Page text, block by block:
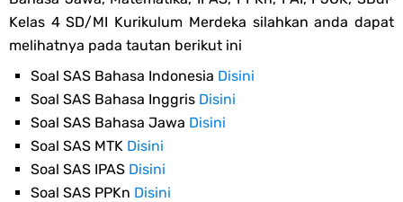
Kelas 4 SD/MI Kurikulum Merdeka silahkan anda dapat
melihatnya pada tautan berikut ini
Soal SAS Bahasa Indonesia Disini
Soal SAS Bahasa Inggris Disini
Soal SAS Bahasa Jawa Disini
Soal SAS MTK Disini
Soal SAS IPAS Disini
Soal SAS PPKn Disini